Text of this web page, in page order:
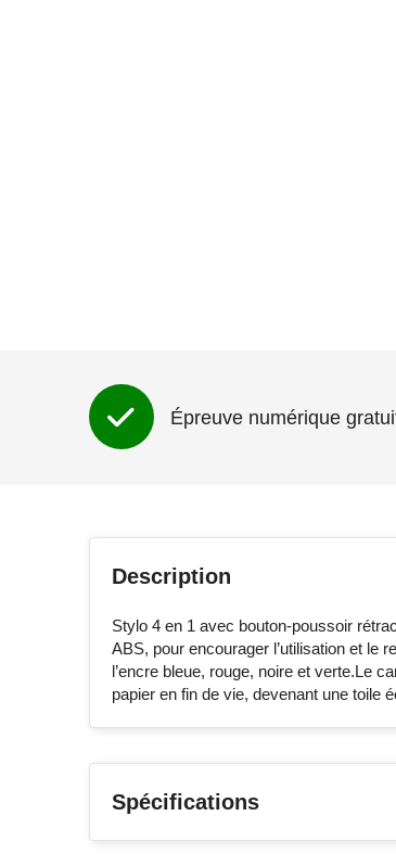
Épreuve numérique
Description
Stylo 4 en 1 avec bouton-poussoir
ABS, pour encourager l’utilisation et le
l’encre bleue, rouge, noire et verte.Le
papier en fin de vie, devenant une toile
Spécifications